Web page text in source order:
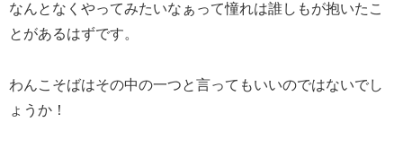
なんとなくやってみたいなぁって憧れは誰しもが抱いたこ
とがあるはずです。
わんこそばはその中の一つと言ってもいいのではないでし
ょうか！